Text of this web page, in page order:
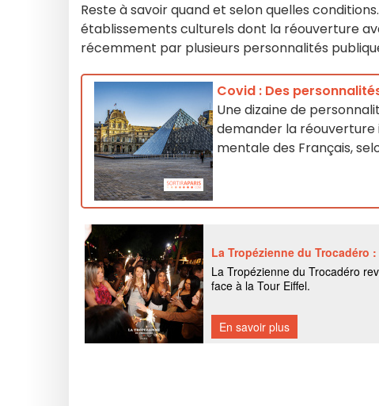
Reste à savoir quand et selon quelles
établissements culturels dont la réouverture
récemment par plusieurs personnalités
Covid : Des
Une dizaine de
demander la réouverture
mentale des Français,